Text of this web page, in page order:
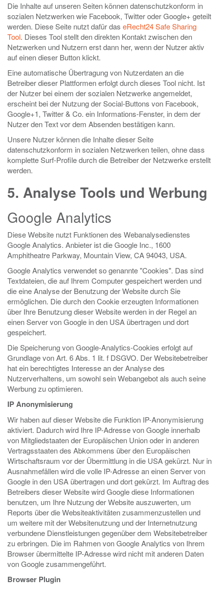
Die Inhalte auf unseren Seiten können datenschutzkonform in
sozialen Netzwerken wie Facebook, Twitter oder Google+ geteilt
werden. Diese Seite nutzt dafür das eRecht24 Safe Sharing
Tool. Dieses Tool stellt den direkten Kontakt zwischen den
Netzwerken und Nutzern erst dann her, wenn der Nutzer aktiv
auf einen dieser Button klickt.
Eine automatische Übertragung von Nutzerdaten an die
Betreiber dieser Plattformen erfolgt durch dieses Tool nicht. Ist
der Nutzer bei einem der sozialen Netzwerke angemeldet,
erscheint bei der Nutzung der Social-Buttons von Facebook,
Google+1, Twitter & Co. ein Informations-Fenster, in dem der
Nutzer den Text vor dem Absenden bestätigen kann.
Unsere Nutzer können die Inhalte dieser Seite
datenschutzkonform in sozialen Netzwerken teilen, ohne dass
komplette Surf-Profile durch die Betreiber der Netzwerke erstellt
werden.
5. Analyse Tools und Werbung
Google Analytics
Diese Website nutzt Funktionen des Webanalysedienstes
Google Analytics. Anbieter ist die Google Inc., 1600
Amphitheatre Parkway, Mountain View, CA 94043, USA.
Google Analytics verwendet so genannte "Cookies". Das sind
Textdateien, die auf Ihrem Computer gespeichert werden und
die eine Analyse der Benutzung der Website durch Sie
ermöglichen. Die durch den Cookie erzeugten Informationen
über Ihre Benutzung dieser Website werden in der Regel an
einen Server von Google in den USA übertragen und dort
gespeichert.
Die Speicherung von Google-Analytics-Cookies erfolgt auf
Grundlage von Art. 6 Abs. 1 lit. f DSGVO. Der Websitebetreiber
hat ein berechtigtes Interesse an der Analyse des
Nutzerverhaltens, um sowohl sein Webangebot als auch seine
Werbung zu optimieren.
IP Anonymisierung
Wir haben auf dieser Website die Funktion IP-Anonymisierung
aktiviert. Dadurch wird Ihre IP-Adresse von Google innerhalb
von Mitgliedstaaten der Europäischen Union oder in anderen
Vertragsstaaten des Abkommens über den Europäischen
Wirtschaftsraum vor der Übermittlung in die USA gekürzt. Nur in
Ausnahmefällen wird die volle IP-Adresse an einen Server von
Google in den USA übertragen und dort gekürzt. Im Auftrag des
Betreibers dieser Website wird Google diese Informationen
benutzen, um Ihre Nutzung der Website auszuwerten, um
Reports über die Websiteaktivitäten zusammenzustellen und
um weitere mit der Websitenutzung und der Internetnutzung
verbundene Dienstleistungen gegenüber dem Websitebetreiber
zu erbringen. Die im Rahmen von Google Analytics von Ihrem
Browser übermittelte IP-Adresse wird nicht mit anderen Daten
von Google zusammengeführt.
Browser Plugin